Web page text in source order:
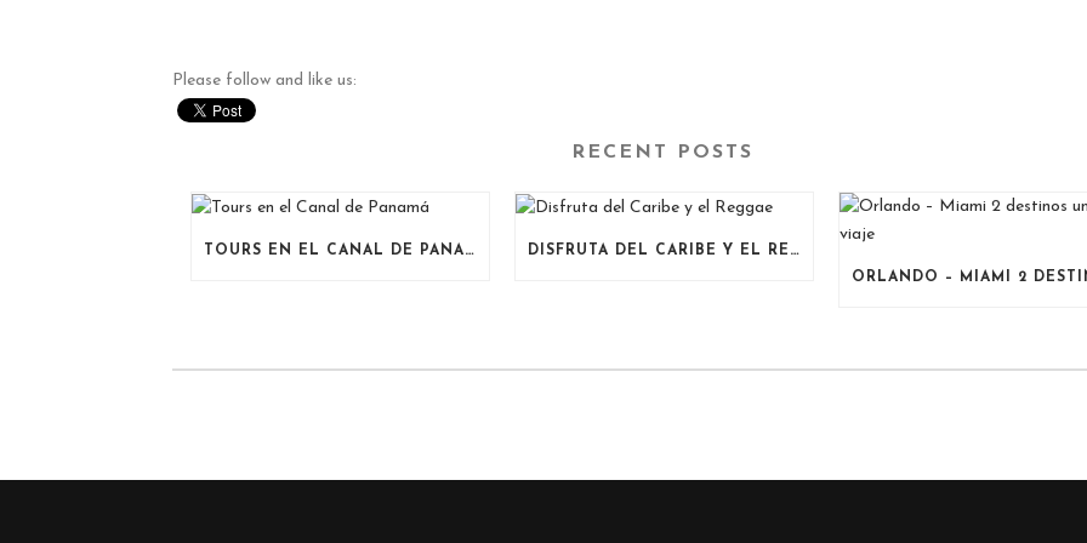
Please follow and like us:
RECENT POSTS
TOURS EN EL CANAL DE PANAMÁ
DISFRUTA DEL CARIBE Y EL REGGAE